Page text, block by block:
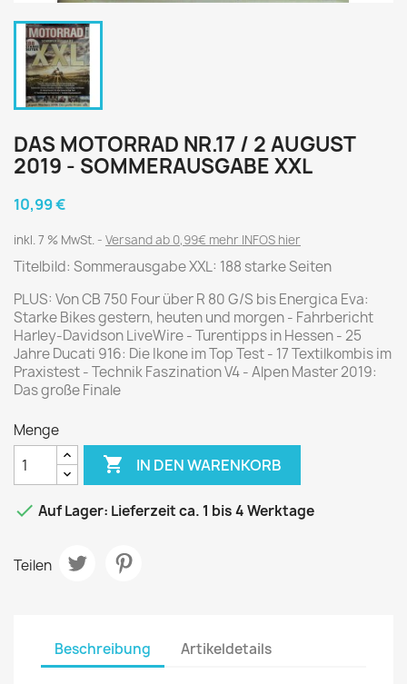
DAS MOTORRAD NR.17 / 2 AUGUST
2019 - SOMMERAUSGABE XXL
10,99 €
inkl. 7 % MwSt. Versand ab 0,99€ mehr INFOS hier
Titelbild: Sommerausgabe XXL: 188 starke Seiten
PLUS: Von CB 750 Four über R 80 G/S bis Energica Eva:
Starke Bikes gestern, heuten und morgen - Fahrbericht
Harley-Davidson LiveWire - Turentipps in Hessen - 25
Jahre Ducati 916: Die Ikone im Top Test - 17 Textilkombis im
Praxistest - Technik Faszination V4 - Alpen Master 2019:
Das große Finale
Menge
 IN DEN WARENKORB
 Auf Lager: Lieferzeit ca. 1 bis 4 Werktage
Teilen
Beschreibung Artikeldetails